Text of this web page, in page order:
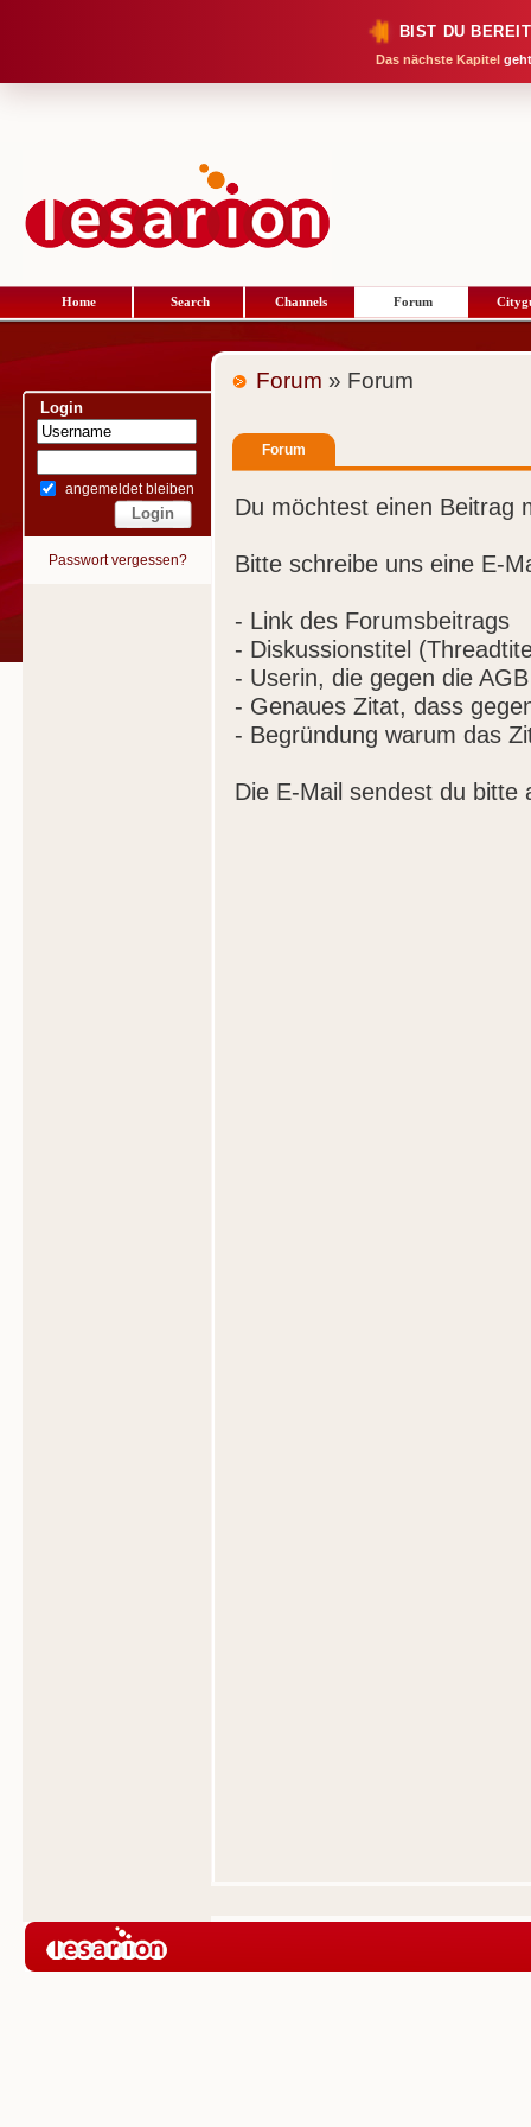
BIST DU
Das nächste Kapitel
Home Search Channels Forum
Login
angemeldet bleiben
Passwort vergessen?
Forum » Forum
Forum
Du möchtest einen Beitrag
Bitte schreibe uns eine E-
- Link des Forumsbeitrags
- Diskussionstitel
- Userin, die gegen die
- Genaues Zitat, dass
- Begründung warum das
Die E-Mail sendest du bitte